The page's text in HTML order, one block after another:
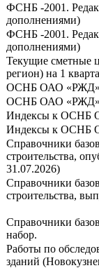
ФСНБ -2001.
дополнениями)
ФСНБ -2001.
дополнениями)
Текущие сметные
регион) на 1
ОСНБ ОАО «РЖД».
ОСНБ ОАО «РЖД».
Индексы к ОСНБ
Индексы к ОСНБ
Справочники
строительства,
31.07.2026)
Справочники
строительства,
Справочники
набор.
Работы по
зданий